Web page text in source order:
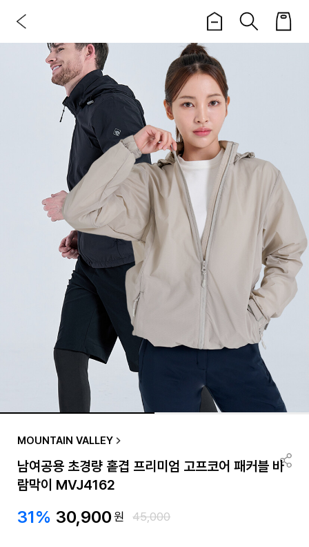
MOUNTAIN VALLEY
남여공용 초경량 홑겹 프리미엄 고프코어 패커블 바
람막이 MVJ4162
31% 30,900원 45,000